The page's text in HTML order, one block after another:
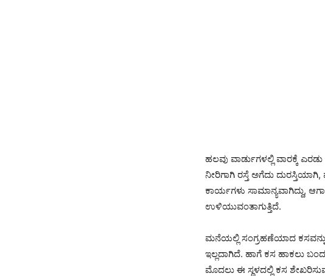
ಹಲವು ವಾರ್ಡುಗಳಲ್ಲಿ ವಾರಕ್ಕೆ
ನೀರಿಗಾಗಿ ರಸ್ತೆ ಅಗೆದು
ಕಾರ್ಯಗಳು ಸಾಮಾನ್ಯವಾಗಿದ್ದು,
ಉಳಿಯುವಂತಾಗುತ್ತಿದೆ.
ಮನೆಯಲ್ಲಿ ಸಂಗ್ರಹಣೆಯಾದ ಕಸವನ್ನು
ಇಲ್ಲದಾಗಿದೆ. ಹಾಗೆ ಕಸ ಹಾಕಲು
ಮೊದಲು ಈ ಸ್ಥಳದಲ್ಲಿ ಕಸ